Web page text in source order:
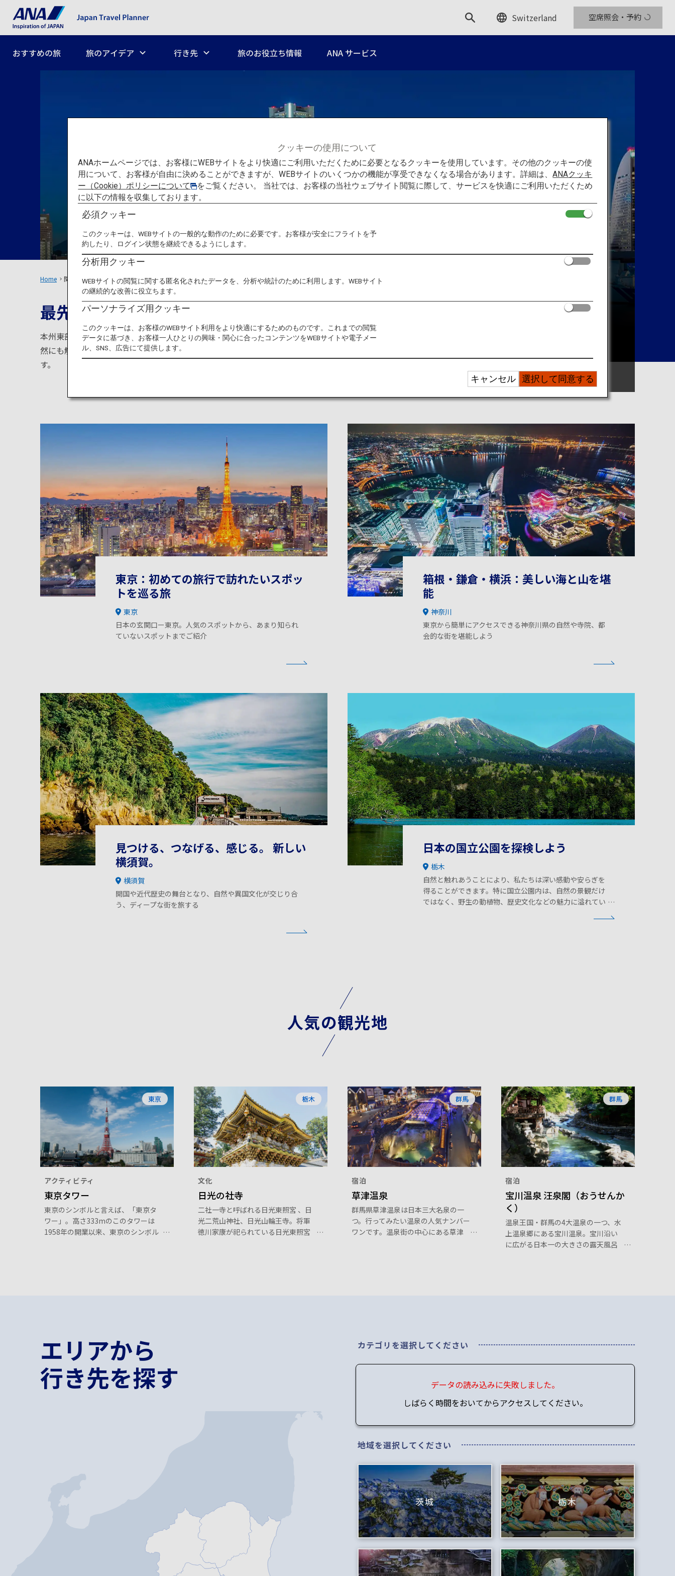
Switzerland 空席照会・予約
おすすめの旅 旅のアイデア 行き先 旅のお役立ち情報 ANA サービス
関東
エリアで探す
Home 関東エリア
最先端の情報と昔ながらの伝統が共存
本州東部に位置し、世界有数の都市・東京を有する関東地方。都市部でありながらも、様々な伝統や歴史、自
然にも触れることができるのが特徴です。遊びからグルメまで、関東でしか味わえない体験を思う存分楽しめま
す。
東京：初めての旅行で訪れたいスポッ
トを巡る旅
東京
日本の玄関口ー東京。人気のスポットから、あまり知られ
ていないスポットまでご紹介
箱根・鎌倉・横浜：美しい海と山を堪
能
神奈川
東京から簡単にアクセスできる神奈川県の自然や寺院、都
会的な街を堪能しよう
見つける、つなげる、感じる。 新しい
横須賀。
横須賀
開国や近代歴史の舞台となり、自然や異国文化が交じり合
う、ディープな街を旅する
日本の国立公園を探検しよう
栃木
自然と触れあうことにより、私たちは深い感動や安らぎを
得ることができます。特に国立公園内は、自然の景観だけ
ではなく、野生の動植物、歴史文化などの魅力に溢れてい
人気の観光地
東京
アクティビティ
東京タワー
東京のシンボルと言えば、「東京タ
ワー」。高さ333mのこのタワーは
1958年の開業以来、東京のシンボル
栃木
文化
日光の社寺
二社一寺と呼ばれる日光東照宮 、日
光二荒山神社、日光山輪王寺。将軍
徳川家康が祀られている日光東照宮
群馬
宿泊
草津温泉
群馬県草津温泉は日本三大名泉の一
つ。行ってみたい温泉の人気ナンバー
ワンです。温泉街の中心にある草津
群馬
宿泊
宝川温泉 汪泉閣（おうせんか
く）
温泉王国・群馬の4大温泉の一つ、水
上温泉郷にある宝川温泉。宝川沿い
に広がる日本一の大きさの露天風呂
エリアから
行き先を探す
カテゴリを選択してください
データの読み込みに失敗しました。
しばらく時間をおいてからアクセスしてください。
地域を選択してください
茨城 栃木
クッキーの使用について
ANAホームページでは、お客様にWEBサイトをより快適にご利用いただくために必要となるクッキーを使用しています。その他のクッキーの使
用について、お客様が自由に決めることができますが、WEBサイトのいくつかの機能が享受できなくなる場合があります。詳細は、ANAクッキ
ー（Cookie）ポリシーについて
をご覧ください。 当社では、お客様の当社ウェブサイト閲覧に際して、サービスを快適にご利用いただくため
に以下の情報を収集しております。
必須クッキー
このクッキーは、WEBサイトの一般的な動作のために必要です。お客様が安全にフライトを予
約したり、ログイン状態を継続できるようにします。
分析用クッキー
WEBサイトの閲覧に関する匿名化されたデータを、分析や統計のために利用します。WEBサイト
の継続的な改善に役立ちます。
パーソナライズ用クッキー
このクッキーは、お客様のWEBサイト利用をより快適にするためのものです。これまでの閲覧
データに基づき、お客様一人ひとりの興味・関心に合ったコンテンツをWEBサイトや電子メー
ル、SNS、広告にて提供します。
選択して同意する
キャンセル